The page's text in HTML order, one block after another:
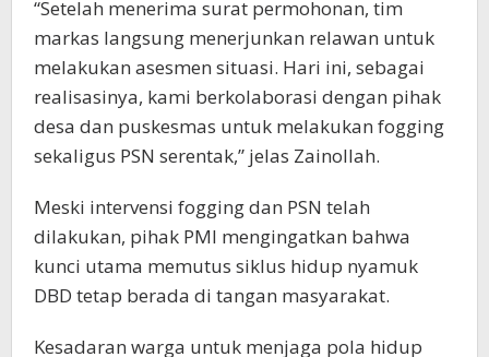
“Setelah menerima surat permohonan, tim
markas langsung menerjunkan relawan untuk
melakukan asesmen situasi. Hari ini, sebagai
realisasinya, kami berkolaborasi dengan pihak
desa dan puskesmas untuk melakukan fogging
sekaligus PSN serentak,” jelas Zainollah.
Meski intervensi fogging dan PSN telah
dilakukan, pihak PMI mengingatkan bahwa
kunci utama memutus siklus hidup nyamuk
DBD tetap berada di tangan masyarakat.
Kesadaran warga untuk menjaga pola hidup